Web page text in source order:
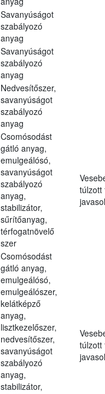
Savanyúságot
szabályozó
anyag
Savanyúságot
szabályozó
anyag
Nedvesítőszer,
savanyúságot
szabályozó
anyag
Csomósodást
gátló anyag,
emulgeálósó,
savanyúságot
szabályozó
anyag,
stabilizátor,
sűrítőanyag,
térfogatnövelő
szer
túlzott
Csomósodást
gátló anyag,
emulgeálósó,
emulgeálószer,
kelátképző
anyag,
lisztkezelőszer,
nedvesítőszer,
savanyúságot
szabályozó
anyag,
stabilizátor,
túlzott